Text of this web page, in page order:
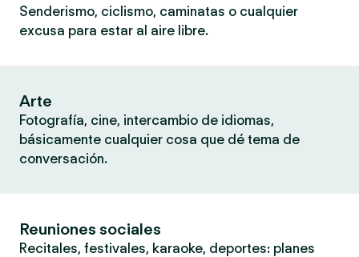
Senderismo, ciclismo, caminatas o cualquier
excusa para estar al aire libre.
Arte
Fotografía, cine, intercambio de idiomas,
básicamente cualquier cosa que dé tema de
conversación.
Reuniones sociales
Recitales, festivales, karaoke, deportes: planes